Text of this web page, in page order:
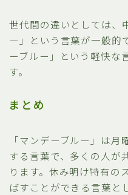
世代間の違いとしては、
ー」という言葉が一般的
ーブルー」という軽快な
す。
まとめ
「マンデーブルー」は
する言葉で、多くの人が
ります。休み明け特有の
ばすことができる言葉と